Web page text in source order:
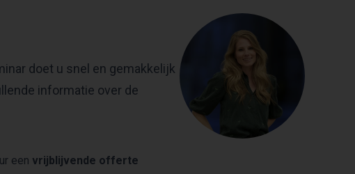
doet u snel en gemakkelijk
informatie over de
een vrijblijvende offerte